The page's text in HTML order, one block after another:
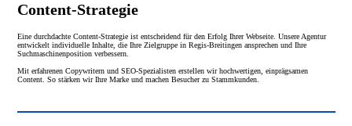
Content-Strategie
Eine durchdachte Content-Strategie ist entscheidend für den Erfolg Ihrer Webseite. Unsere Agentur
entwickelt individuelle Inhalte, die Ihre Zielgruppe in Regis-Breitingen ansprechen und Ihre
Suchmaschinenposition verbessern.
Mit erfahrenen Copywritern und SEO-Spezialisten erstellen wir hochwertigen, einprägsamen
Content. So stärken wir Ihre Marke und machen Besucher zu Stammkunden.